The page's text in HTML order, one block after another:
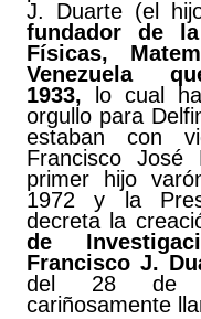
J. Duarte (el
fundador de
Físicas,
Venezuela
1933,
lo cual
orgullo para
estaban con
Francisco José
primer hijo
1972 y la
decreta la
de
Francisco J.
del 28 de
cariñosamente